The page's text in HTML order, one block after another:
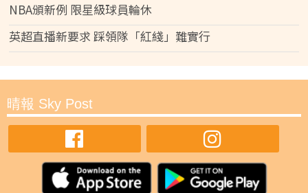
NBA頒新例 限星級球員輪休
英超直播新要求 踩領隊「紅綫」難實行
晴報 Sky Post